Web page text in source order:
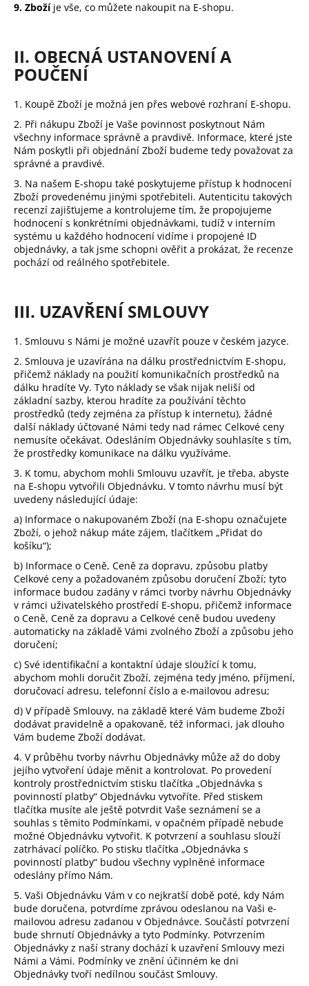
9. Zbožíje vše, co můžete nakoupit na E-shopu.
II. OBECNÁ USTANOVENÍ A
POUČENÍ
1. Koupě Zboží je možná jen přes webové rozhraní E-shopu.
2. Při nákupu Zboží je Vaše povinnost poskytnout Nám
všechny informace správně a pravdivě. Informace, které jste
Nám poskytli při objednání Zboží budeme tedy považovat za
správné a pravdivé.
3. Na našem E-shopu také poskytujeme přístup k hodnocení
Zboží provedenému jinými spotřebiteli. Autenticitu takových
recenzí zajišťujeme a kontrolujeme tím, že propojujeme
hodnocení s konkrétními objednávkami, tudíž v interním
systému u každého hodnocení vidíme i propojené ID
objednávky, a tak jsme schopni ověřit a prokázat, že recenze
pochází od reálného spotřebitele.
III. UZAVŘENÍ SMLOUVY
1. Smlouvu s Námi je možné uzavřít pouze v českém jazyce.
2. Smlouva je uzavírána na dálku prostřednictvím E-shopu,
přičemž náklady na použití komunikačních prostředků na
dálku hradíte Vy. Tyto náklady se však nijak neliší od
základní sazby, kterou hradíte za používání těchto
prostředků (tedy zejména za přístup k internetu), žádné
další náklady účtované Námi tedy nad rámec Celkové ceny
nemusíte očekávat. Odesláním Objednávky souhlasíte s tím,
že prostředky komunikace na dálku využíváme.
3. K tomu, abychom mohli Smlouvu uzavřít, je třeba, abyste
na E-shopu vytvořili Objednávku. V tomto návrhu musí být
uvedeny následující údaje:
a) Informace o nakupovaném Zboží (na E-shopu označujete
Zboží, o jehož nákup máte zájem, tlačítkem „Přidat do
košíku“);
b) Informace o Ceně, Ceně za dopravu, způsobu platby
Celkové ceny a požadovaném způsobu doručení Zboží; tyto
informace budou zadány v rámci tvorby návrhu Objednávky
v rámci uživatelského prostředí E-shopu, přičemž informace
o Ceně, Ceně za dopravu a Celkové ceně budou uvedeny
automaticky na základě Vámi zvolného Zboží a způsobu jeho
doručení;
c) Své identifikační a kontaktní údaje sloužící k tomu,
abychom mohli doručit Zboží, zejména tedy jméno, příjmení,
doručovací adresu, telefonní číslo a e-mailovou adresu;
d) V případě Smlouvy, na základě které Vám budeme Zboží
dodávat pravidelně a opakovaně, též informaci, jak dlouho
Vám budeme Zboží dodávat.
4. V průběhu tvorby návrhu Objednávky může až do doby
jejího vytvoření údaje měnit a kontrolovat. Po provedení
kontroly prostřednictvím stisku tlačítka „Objednávka s
povinností platby“ Objednávku vytvoříte. Před stiskem
tlačítka musíte ale ještě potvrdit Vaše seznámení se a
souhlas s těmito Podmínkami, v opačném případě nebude
možné Objednávku vytvořit. K potvrzení a souhlasu slouží
zatrhávací políčko. Po stisku tlačítka „Objednávka s
povinností platby“ budou všechny vyplněné informace
odeslány přímo Nám.
5. Vaši Objednávku Vám v co nejkratší době poté, kdy Nám
bude doručena, potvrdíme zprávou odeslanou na Vaši e-
mailovou adresu zadanou v Objednávce. Součástí potvrzení
bude shrnutí Objednávky a tyto Podmínky. Potvrzením
Objednávky z naší strany dochází k uzavření Smlouvy mezi
Námi a Vámi. Podmínky ve znění účinném ke dni
Objednávky tvoří nedílnou součást Smlouvy.